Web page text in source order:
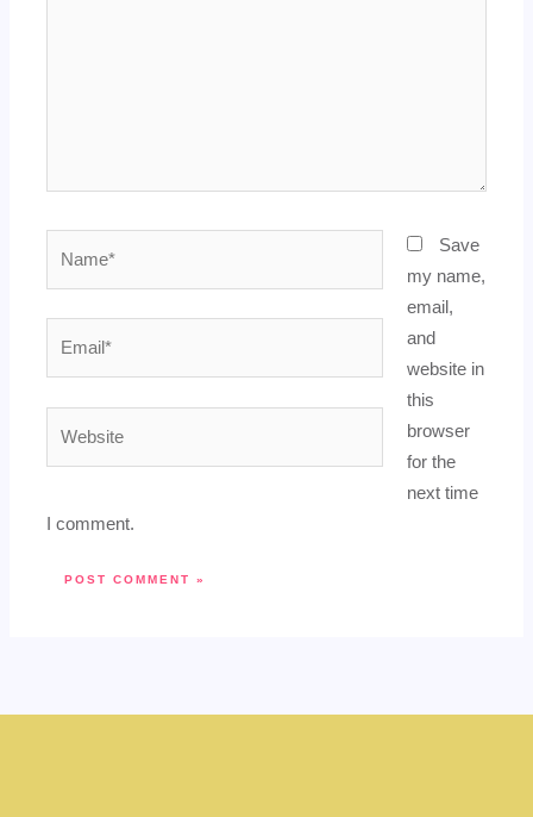
Save
my name,
email,
and
website in
this
browser
for the
next time
I comment.